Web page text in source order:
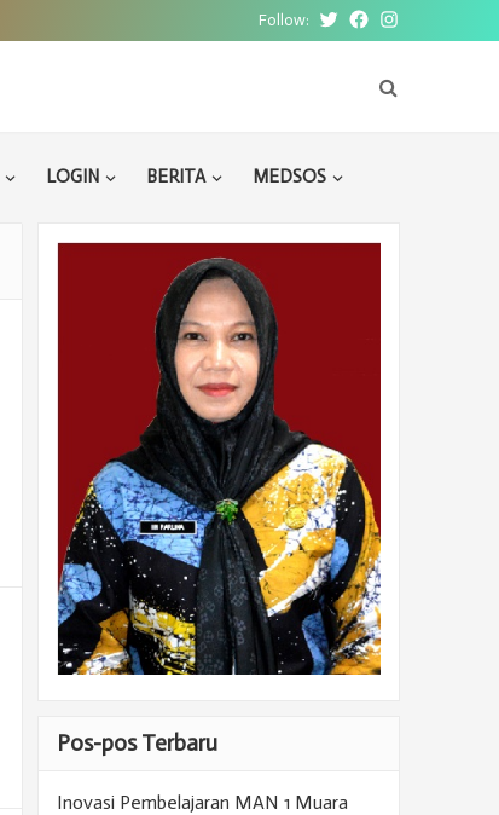
Follow: TwitterFacebookInstagram
LOGIN BERITA MEDSOS
Pos-pos Terbaru
Inovasi Pembelajaran MAN 1 Muara